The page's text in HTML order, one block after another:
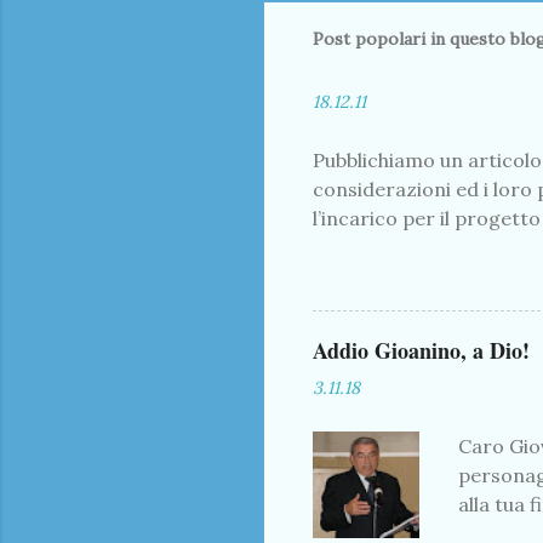
Post popolari in questo
18.12.11
Pubblichiamo un
considerazioni ed i loro
l’incarico per il
del quale ci sembra
servizio alle aree
infatti si debbano
della legna e proprio in
Addio Gioanino, a Dio!
3.11.18
Caro
alla tua